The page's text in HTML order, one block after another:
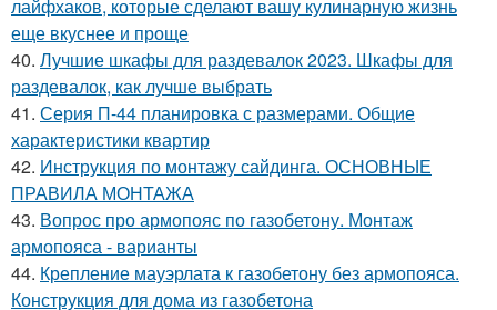
лайфхаков, которые сделают вашу кулинарную жизнь
еще вкуснее и проще
40. Лучшие шкафы для раздевалок 2023. Шкафы для
раздевалок, как лучше выбрать
41. Серия П-44 планировка с размерами. Общие
характеристики квартир
42. Инструкция по монтажу сайдинга. ОСНОВНЫЕ
ПРАВИЛА МОНТАЖА
43. Вопрос про армопояс по газобетону. Монтаж
армопояса - варианты
44. Крепление мауэрлата к газобетону без армопояса.
Конструкция для дома из газобетона